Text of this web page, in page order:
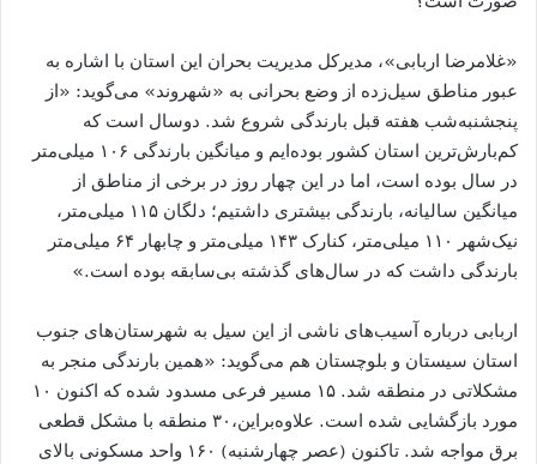
«غلامرضا اربابی»، مدیرکل مدیریت بحران این استان با اشاره به
عبور مناطق سیل‌زده از وضع بحرانی به «شهروند» می‌گوید: «از
پنجشنبه‌شب هفته قبل بارندگی شروع شد. دو‌سال است که
کم‌بارش‌ترین استان کشور بوده‌ایم و میانگین بارندگی ۱۰۶ میلی‌متر
در‌ سال بوده است، اما در این چهار روز در برخی از مناطق از
میانگین سالیانه، بارندگی بیشتری داشتیم؛ دلگان ۱۱۵ میلی‌متر،
نیک‌شهر ۱۱۰ میلی‌متر، کنارک ۱۴۳ میلی‌متر و چابهار ۶۴ میلی‌متر
بارندگی داشت که در سال‌های گذشته بی‌سابقه بوده است.»
اربابی درباره آسیب‌های ناشی از این سیل به شهرستان‌های جنوب
استان سیستان و بلوچستان هم می‌گوید: «همین بارندگی منجر به
مشکلاتی در منطقه شد. ۱۵ مسیر فرعی مسدود شده که اکنون ۱۰
مورد بازگشایی شده است. علاوه‌براین،۳۰ منطقه با مشکل قطعی
برق مواجه شد. تاکنون (عصر چهارشنبه) ۱۶۰ واحد مسکونی بالای